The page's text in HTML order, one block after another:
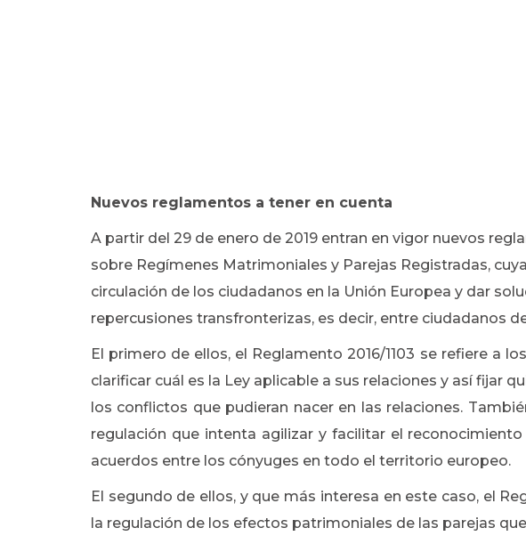
Nuevos reglamentos a tener en cuenta
A partir del 29 de enero de 2019 entran en vigor nuevos
sobre Regímenes Matrimoniales y Parejas Registradas,
circulación de los ciudadanos en la Unión Europea y dar
repercusiones transfronterizas, es decir, entre ciudadanos
El primero de ellos, el Reglamento 2016/1103 se refiere a
clarificar cuál es la Ley aplicable a sus relaciones y así fijar
los conflictos que pudieran nacer en las relaciones.
regulación que intenta agilizar y facilitar el
acuerdos entre los cónyuges en todo el territorio europeo.
El segundo de ellos, y que más interesa en este caso, el
la regulación de los efectos patrimoniales de las parejas